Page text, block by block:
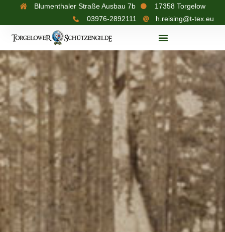
Blumenthaler Straße Ausbau 7b
17358 Torgelow
03976-2892111
h.reising@t-tex.eu